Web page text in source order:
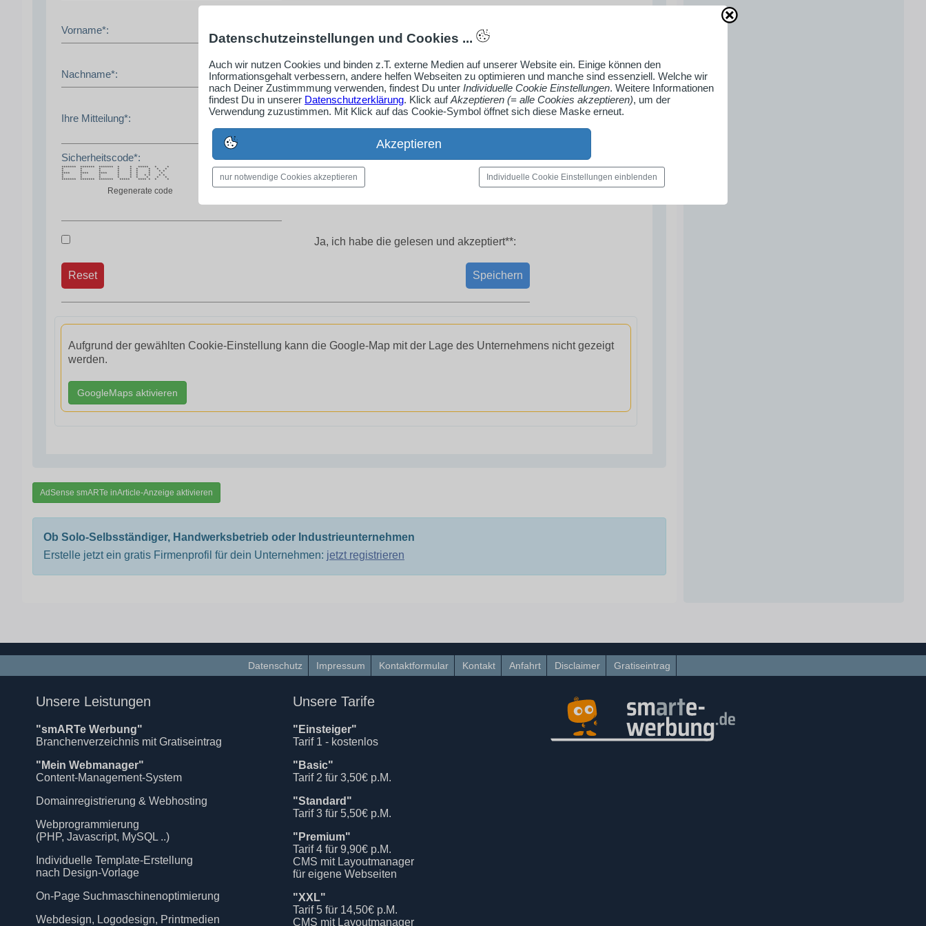
Vorname*:
Nachname*:
Ihre Mitteilung*:
Sicherheitscode*:
******* ******* ******* * * ***** * *
* * * * * * * * *
* * * * * * * * *
**** **** **** * * * * *
* * * * * * * * * *
* * * * * * * * *
******* ******* ******* ***** **** * * *
Regenerate code
Ja, ich habe die gelesen und akzeptiert**:
Speichern
Reset
Aufgrund der gewählten Cookie-Einstellung kann die Google-Map mit der Lage des Unternehmens nicht gezeigt
werden.
GoogleMaps aktivieren
AdSense smARTe inArticle-Anzeige aktivieren
Ob Solo-Selbsständiger, Handwerksbetrieb oder Industrieunternehmen
Erstelle jetzt ein gratis Firmenprofil für dein Unternehmen: jetzt registrieren
Datenschutz Impressum Kontaktformular Kontakt Anfahrt Disclaimer Gratiseintrag
Unsere Leistungen
"smARTe Werbung"
Branchenverzeichnis mit Gratiseintrag
"Mein Webmanager"
Content-Management-System
Domainregistrierung & Webhosting
Webprogrammierung
(PHP, Javascript, MySQL ..)
Individuelle Template-Erstellung
nach Design-Vorlage
On-Page Suchmaschinenoptimierung
Webdesign, Logodesign, Printmedien
Unsere Tarife
"Einsteiger"
Tarif 1 - kostenlos
"Basic"
Tarif 2 für 3,50€ p.M.
"Standard"
Tarif 3 für 5,50€ p.M.
"Premium"
Tarif 4 für 9,90€ p.M.
CMS mit Layoutmanager
für eigene Webseiten
"XXL"
Tarif 5 für 14,50€ p.M.
CMS mit Layoutmanager
Datenschutzeinstellungen und Cookies ...
Auch wir nutzen Cookies und binden z.T. externe Medien auf unserer Website ein. Einige können den
Informationsgehalt verbessern, andere helfen Webseiten zu optimieren und manche sind essenziell. Welche wir
nach Deiner Zustimmmung verwenden, findest Du unter Individuelle Cookie Einstellungen. Weitere Informationen
findest Du in unserer Datenschutzerklärung. Klick aufAkzeptieren (= alle Cookies akzeptieren), um der
Verwendung zuzustimmen. Mit Klick auf das Cookie-Symbol öffnet sich diese Maske erneut.
Akzeptieren
nur notwendige Cookies akzeptieren Individuelle Cookie Einstellungen einblenden